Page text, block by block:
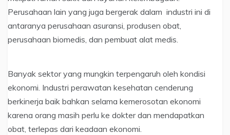
Perusahaan lain yang juga bergerak dalam industri ini di
antaranya perusahaan asuransi, produsen obat,
perusahaan biomedis, dan pembuat alat medis.
Banyak sektor yang mungkin terpengaruh oleh kondisi
ekonomi. Industri perawatan kesehatan cenderung
berkinerja baik bahkan selama kemerosotan ekonomi
karena orang masih perlu ke dokter dan mendapatkan
obat, terlepas dari keadaan ekonomi.